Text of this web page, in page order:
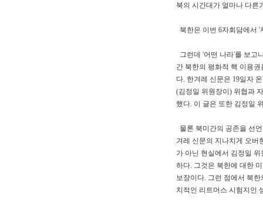
북의 시간대가 얼마나 다른
북한은 이번 6자회담에서 '
그런데 '어떤 나라'를 보고
간 북한의 평화적 핵 이용
다. 한겨레 신문은 19일자
(김정일 위원장이) 위협과
했다. 이 글은 또한 김정일
물론 북미간의 공존을 선
겨레 신문의 지나치게 오버
가 아닌 현실에서 김정일
하다. 그것은 북한에 대한
보장이다. 그런 점에서 북
치적인 리트머스 시험지인